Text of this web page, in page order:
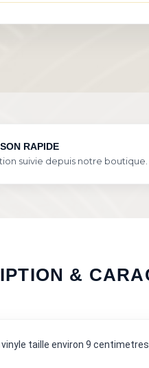
RAPIDE
suivie depuis notre boutique.
&
vinyle taille environ 9